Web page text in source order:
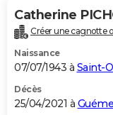
Catherine
Créer une cagnotte
Naissance
07/07/1943 à Saint-
Décès
25/04/2021 à